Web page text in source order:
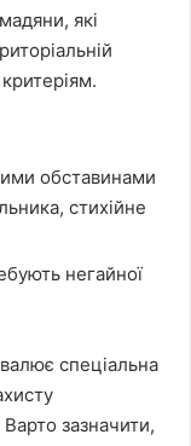
які
обставинами
стихійне
негайної
спеціальна
зазначити,